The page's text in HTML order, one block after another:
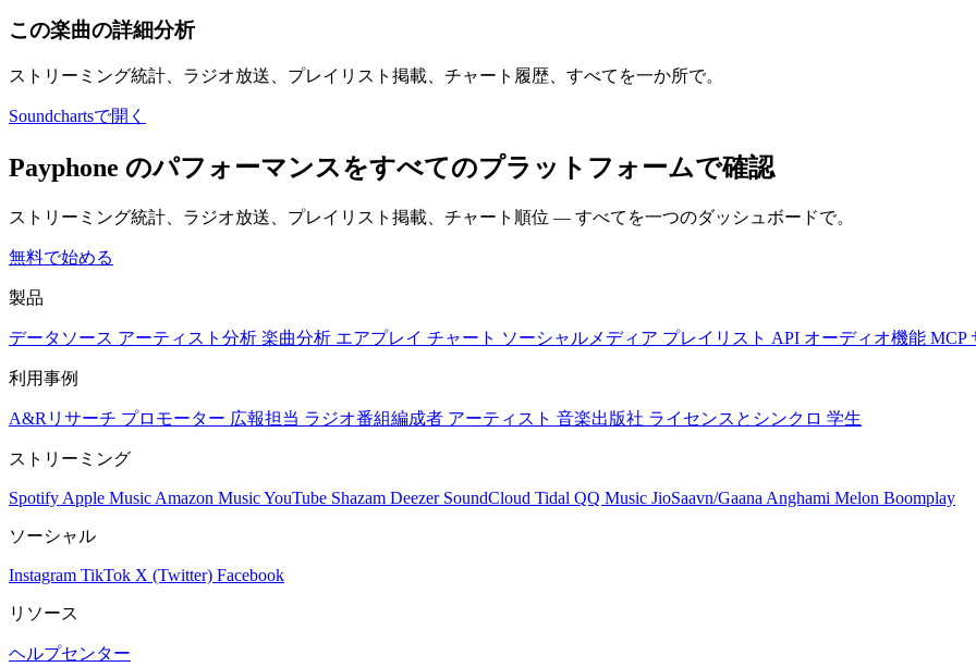
この楽曲の詳細分析
ストリーミング統計、ラジオ放送、プレイリスト掲載、チャート履歴、すべてを一か所で。
Soundchartsで開く
Payphone のパフォーマンスをすべてのプラットフォームで確認
ストリーミング統計、ラジオ放送、プレイリスト掲載、チャート順位 — すべてを一つのダッシュボードで。
無料で始める
製品
データソース アーティスト分析 楽曲分析 エアプレイ チャート ソーシャルメディア プレイリスト API オーディオ機能 MCP
利用事例
A&Rリサーチ プロモーター 広報担当 ラジオ番組編成者 アーティスト 音楽出版社 ライセンスとシンクロ 学生
ストリーミング
Spotify Apple Music Amazon MusicYouTube Shazam Deezer SoundCloud Tidal QQ Music JioSaavn/Gaana Anghami Melon Boomplay
ソーシャル
Instagram TikTok X (Twitter) Facebook
リソース
ヘルプセンター